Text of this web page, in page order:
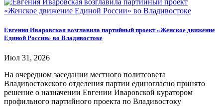
Евгения Иваровская возглавила партийный проект «Женское движение
Единой России» во Владивостоке
Июл 31, 2026
На очередном заседании местного политсовета
Владивостокского отделения партии единогласно принято
решение о назначении Евгении Иваровской куратором
профильного партийного проекта по Владивостоку